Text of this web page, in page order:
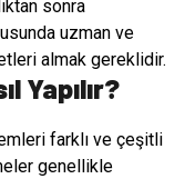
sonra
uzman ve
almak gereklidir.
Yapılır?
farklı ve çeşitli
genellikle